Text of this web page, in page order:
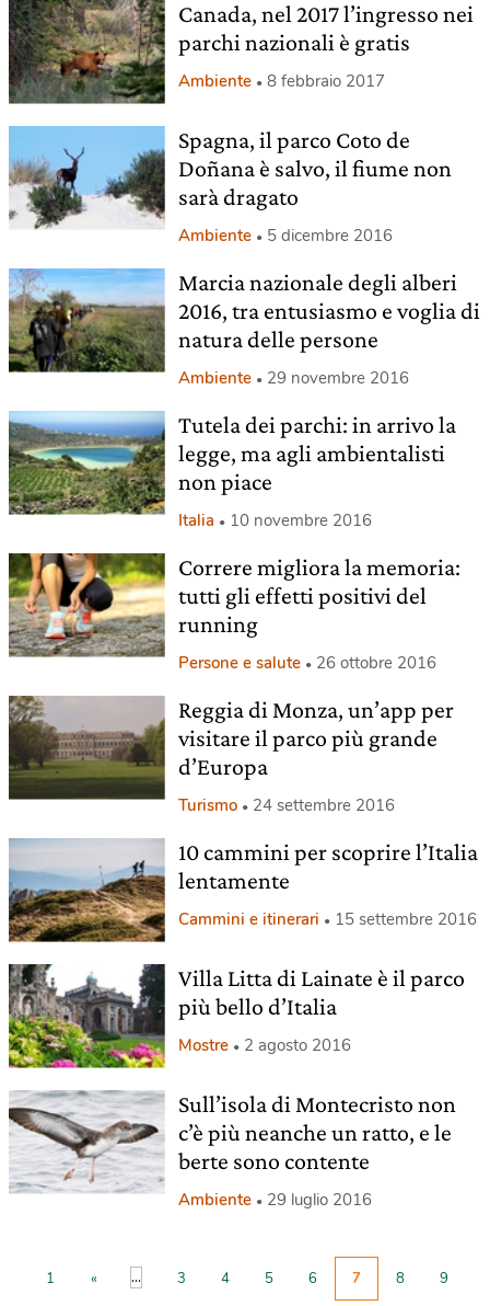
Canada, nel 2017 l’ingresso nei
parchi nazionali è gratis
Ambiente 8 febbraio 2017
Spagna, il parco Coto de
Doñana è salvo, il fiume non
sarà dragato
Ambiente 5 dicembre 2016
Marcia nazionale degli alberi
2016, tra entusiasmo e voglia di
natura delle persone
Ambiente 29 novembre 2016
Tutela dei parchi: in arrivo la
legge, ma agli ambientalisti
non piace
Italia 10 novembre 2016
Correre migliora la memoria:
tutti gli effetti positivi del
running
Persone e salute 26 ottobre 2016
Reggia di Monza, un’app per
visitare il parco più grande
d’Europa
Turismo 24 settembre 2016
10 cammini per scoprire l’Italia
lentamente
Cammini e itinerari 15 settembre 2016
Villa Litta di Lainate è il parco
più bello d’Italia
Mostre 2 agosto 2016
Sull’isola di Montecristo non
c’è più neanche un ratto, e le
berte sono contente
Ambiente 29 luglio 2016
1 « ... 3 4 5 6 7 8 9